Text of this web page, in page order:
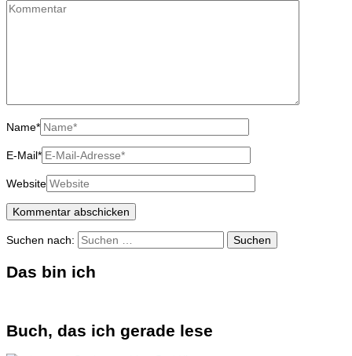
Name*
E-Mail*
Website
Suchen nach:
Das bin ich
Buch, das ich gerade lese